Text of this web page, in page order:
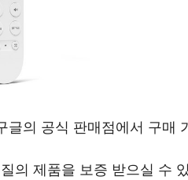
글의 공식 판매점에서 구매
의 제품을 보증 받으실 수